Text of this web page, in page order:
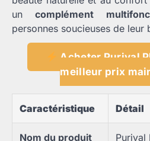
uncomplément
personnes soucieuses de leur
Acheter Purival
meilleur prix
Caractéristique Détail
Nom du produit Purival